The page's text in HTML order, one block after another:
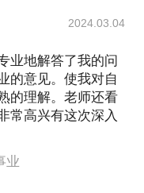
2024.03.04
业地解答了我的问
的意见。使我对自
的理解。老师还看
常高兴有这次深入
业